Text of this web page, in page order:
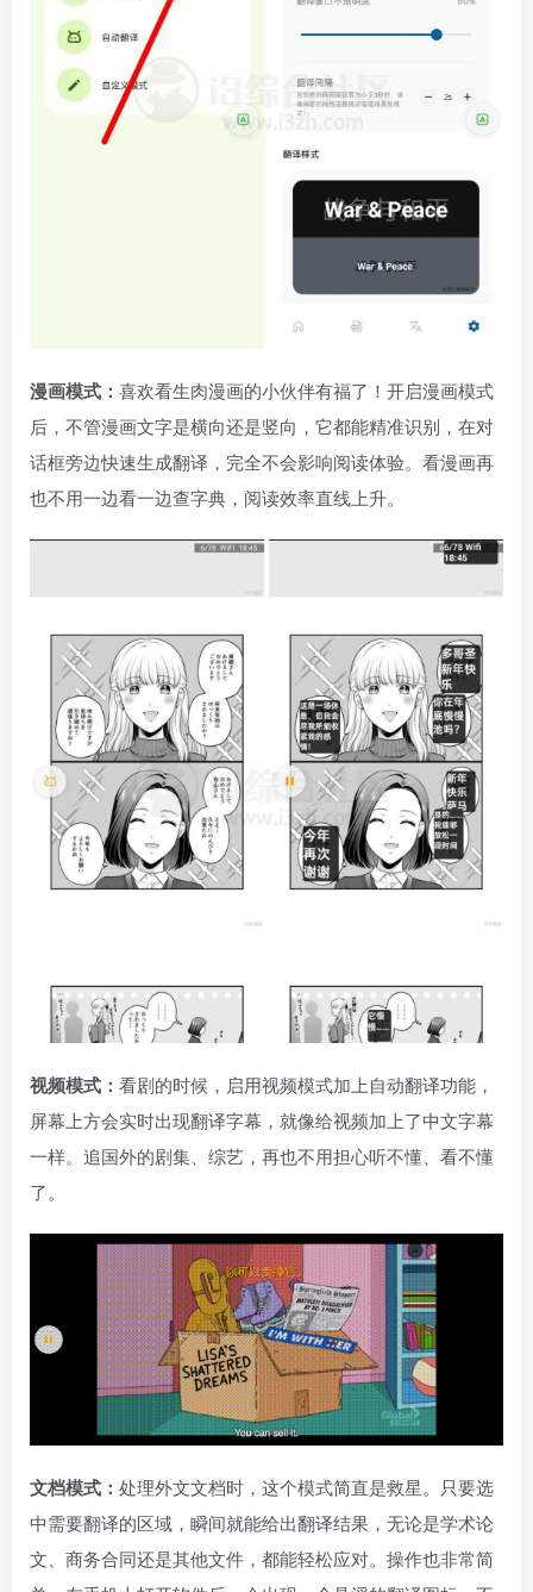
漫画模式： 喜欢看生肉漫画的小伙伴有福了！开启漫画模式
后，不管漫画文字是横向还是竖向，它都能精准识别，在对
话框旁边快速生成翻译，完全不会影响阅读体验。看漫画再
也不用一边看一边查字典，阅读效率直线上升。
视频模式： 看剧的时候，启用视频模式加上自动翻译功能，
屏幕上方会实时出现翻译字幕，就像给视频加上了中文字幕
一样。追国外的剧集、综艺，再也不用担心听不懂、看不懂
了。
文档模式： 处理外文文档时，这个模式简直是救星。只要选
中需要翻译的区域，瞬间就能给出翻译结果，无论是学术论
文、商务合同还是其他文件，都能轻松应对。操作也非常简